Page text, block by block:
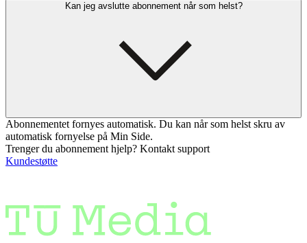
Kan jeg avslutte abonnement når som helst?
Abonnementet fornyes automatisk. Du kan når som helst skru av
automatisk fornyelse på Min Side.
Trenger du abonnement hjelp? Kontakt support
Kundestøtte